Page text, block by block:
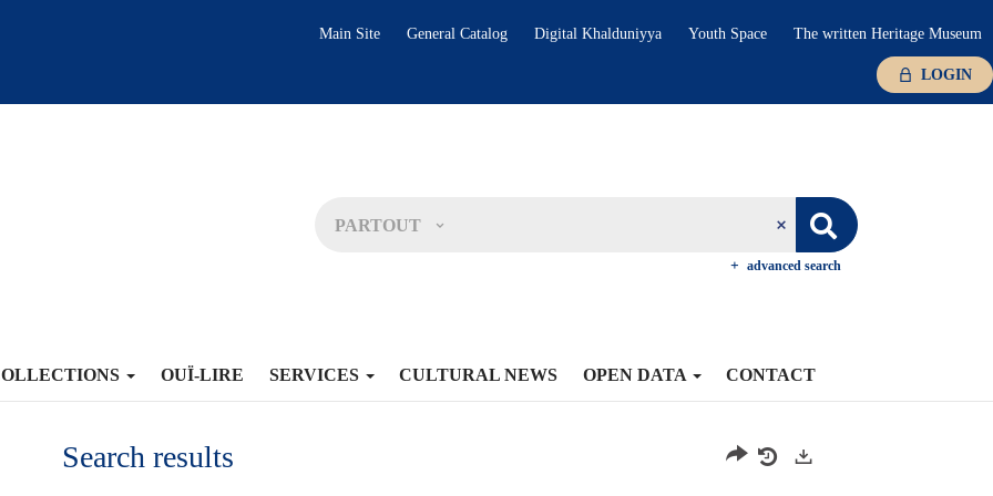
Main Site General Catalog Digital Khalduniyya Youth Space The written Heritage Museum
LOGIN
PARTOUT
advanced search
OUÏ-LIRE SERVICES CULTURAL NEWS OPEN DATA CONTACT
Search results